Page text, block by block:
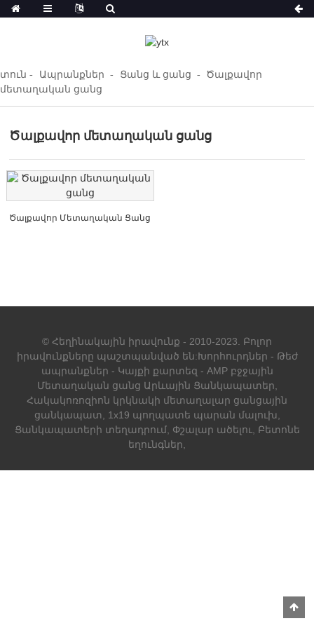
տուն Ապրանքներ Ցանց և ցանց
Ծալքավոր
մետաղական ցանց
Ծալքավոր մետաղական ցանց
Ծալքավոր Մետաղական Ցանց
© Հեղինակային իրավունք - 2010-2023. Բոլոր
իրավունքները պաշտպանված են:Խորհուրդներ - Թեժ
ապրանքներ - Կայքի քարտեզ - AMP բջջային
Մետաղական ցանց Արևային Ցանկապատեր
Հակակոռոզիոն կրկնակի մետաղալար ցանցային
ցանկապատ
1x19 պողպատե պարան մալուխ
Ցանկապատերի տեղադրում, Փշալար ածելու
Բետոնե
եղունգներ